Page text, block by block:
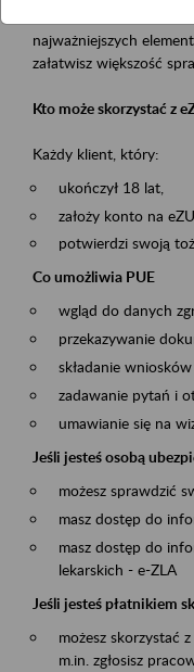
najważniejszych
załatwisz większość
Kto może skorzystać z
Każdy klient, który:
ukończył 18 lat,
założy konto na
potwierdzi swoją
Co umożliwia PUE
wgląd do danych
przekazywanie
składanie
zadawanie pytań i
umawianie się na
Jeśli jesteś osobą
możesz sprawdzić
masz dostęp do
masz dostęp do
lekarskich - e-ZLA
Jeśli jesteś płatnikiem
możesz skorzystać
m.in. zgłosisz